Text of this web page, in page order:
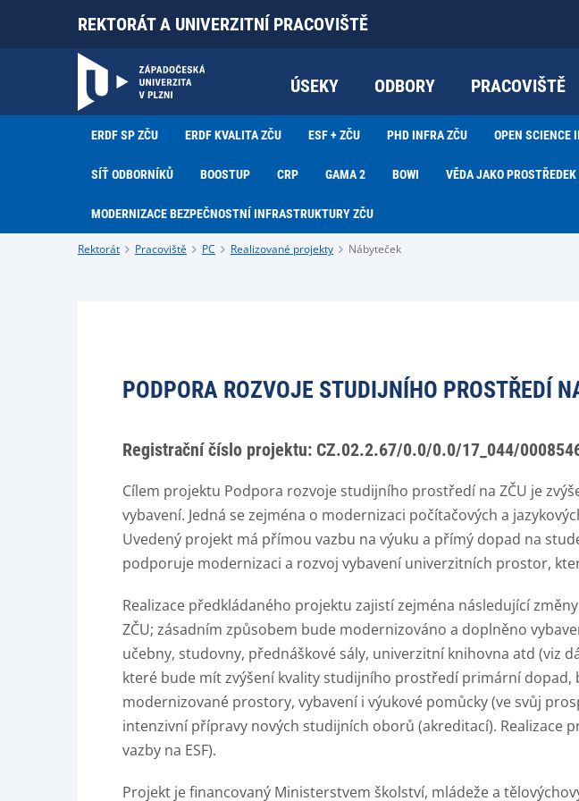
REKTORÁT A UNIVERZITNÍ PRACOVIŠTĚ
ÚSEKY ODBORY PRACOVIŠTĚ
ERDF SP ZČU ERDF KVALITA ZČU ESF + ZČU PHD INFRA ZČU OPEN SCIENCE II
SÍŤ ODBORNÍKŮ BOOSTUP CRP GAMA 2 BOWI VĚDA JAKO
MODERNIZACE BEZPEČNOSTNÍ INFRASTRUKTURY ZČU
Rektorát Pracoviště PC Realizované projekty Nábyteček
PODPORA ROZVOJE STUDIJNÍHO PROSTŘEDÍ
Registrační číslo projektu: CZ.02.2.67/0.0/0.0/17_044/
Cílem projektu Podpora rozvoje studijního prostředí na ZČU je
vybavení. Jedná se zejména o modernizaci počítačových a
Uvedený projekt má přímou vazbu na výuku a přímý dopad na
podporuje modernizaci a rozvoj vybavení univerzitních prostor,
Realizace předkládaného projektu zajistí zejména následující
ZČU; zásadním způsobem bude modernizováno a doplněno
učebny, studovny, přednáškové sály, univerzitní knihovna atd (viz
které bude mít zvýšení kvality studijního prostředí primární
modernizované prostory, vybavení i výukové pomůcky (ve svůj
intenzivní přípravy nových studijních oborů (akreditací). Realizace
vazby na ESF).
Projekt je financovaný Ministerstvem školství, mládeže a